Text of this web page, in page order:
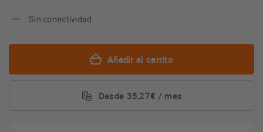
Sin conectividad
Añadir al carrito
Desde 35,27€ / mes